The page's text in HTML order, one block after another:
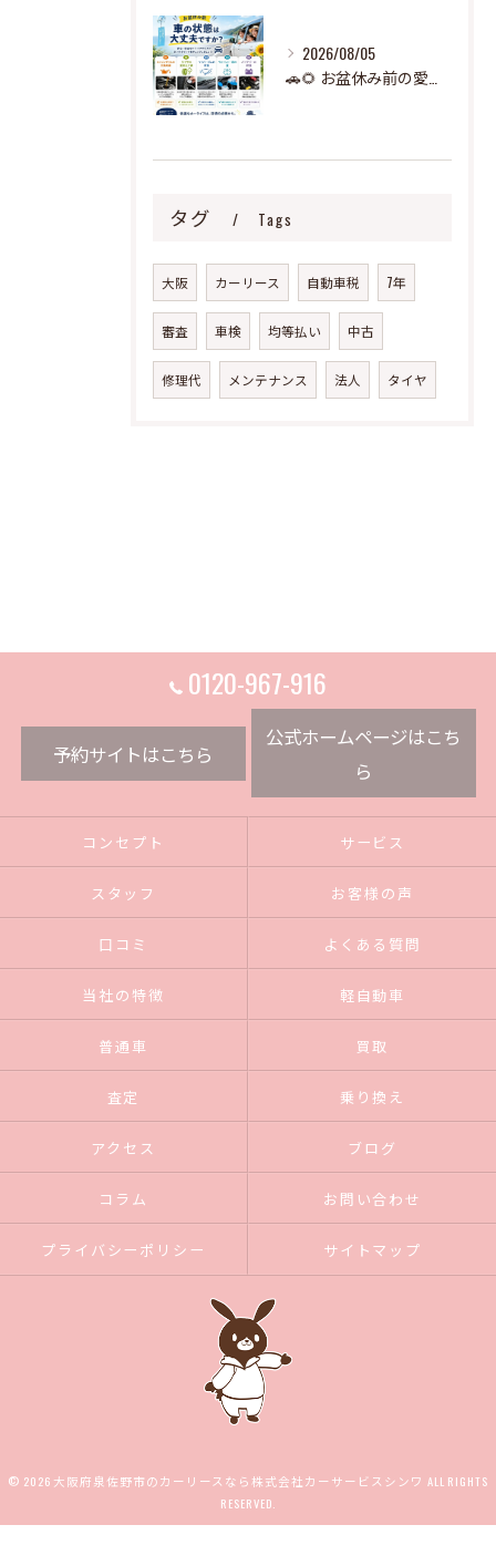
2026/08/05
タグ Tags
大阪 カーリース 自動車税 7年
審査 車検 均等払い 中古
修理代 メンテナンス 法人 タイヤ
0120-967-916
予約サイトはこちら
公式ホームページはこち
ら
コンセプト サービス
スタッフ お客様の声
口コミ よくある質問
当社の特徴 軽自動車
普通車 買取
査定 乗り換え
アクセス ブログ
コラム お問い合わせ
プライバシーポリシー サイトマップ
© 2026 大阪府泉佐野市のカーリースなら株式会社カーサービスシンワ ALL RIGHTS
RESERVED.